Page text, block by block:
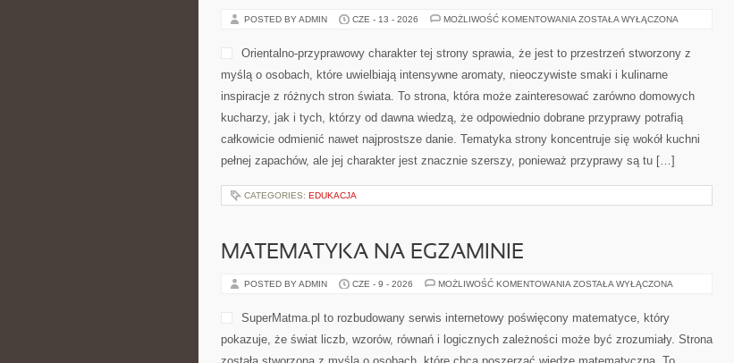
POSTED BY ADMIN CZE - 13 - 2026 MOŻLIWOŚĆ KOMENTOWANIA PERFUMY
ZOSTAŁA WYŁĄCZONA
Orientalno-przyprawowy charakter tej strony sprawia, że jest to przestrzeń stworzony z
myślą o osobach, które uwielbiają intensywne aromaty, nieoczywiste smaki i kulinarne
inspiracje z różnych stron świata. To strona, która może zainteresować zarówno domowych
kucharzy, jak i tych, którzy od dawna wiedzą, że odpowiednio dobrane przyprawy potrafią
całkowicie odmienić nawet najprostsze danie. Tematyka strony koncentruje się wokół kuchni
pełnej zapachów, ale jej charakter jest znacznie szerszy, ponieważ przyprawy są tu […]
CATEGORIES: EDUKACJA
MATEMATYKA NA EGZAMINIE
POSTED BY ADMIN CZE - 9 - 2026 MOŻLIWOŚĆ KOMENTOWANIA MATEMATYKA
ZOSTAŁA WYŁĄCZONA
SuperMatma.pl to rozbudowany serwis internetowy poświęcony matematyce, który
pokazuje, że świat liczb, wzorów, równań i logicznych zależności może być zrozumiały. Strona